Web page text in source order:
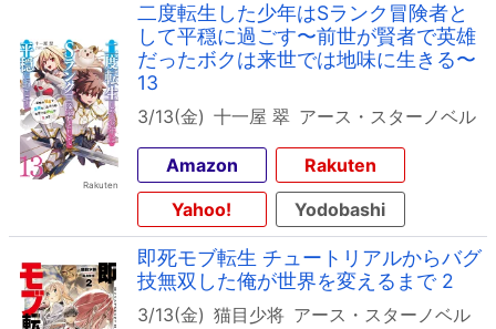
二度転生した少年はSランク冒険者と
して平穏に過ごす〜前世が賢者で英雄
だったボクは来世では地味に生きる〜
13
3/13(金) 十一屋 翠 アース・スターノベル
Amazon
Rakuten
Yahoo!
Yodobashi
即死モブ転生 チュートリアルからバグ
技無双した俺が世界を変えるまで 2
3/13(金) 猫目少将 アース・スターノベル